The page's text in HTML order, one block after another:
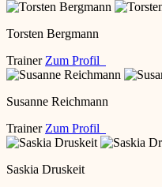
Torsten Bergmann
Trainer Zum Profil
Susanne Reichmann
Trainer Zum Profil
Saskia Druskeit